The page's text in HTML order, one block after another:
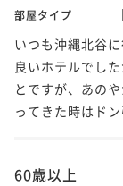
部屋タイプ
いつも沖縄北谷
良いホテルでし
とですが、あの
ってきた時はドン
60歳以上